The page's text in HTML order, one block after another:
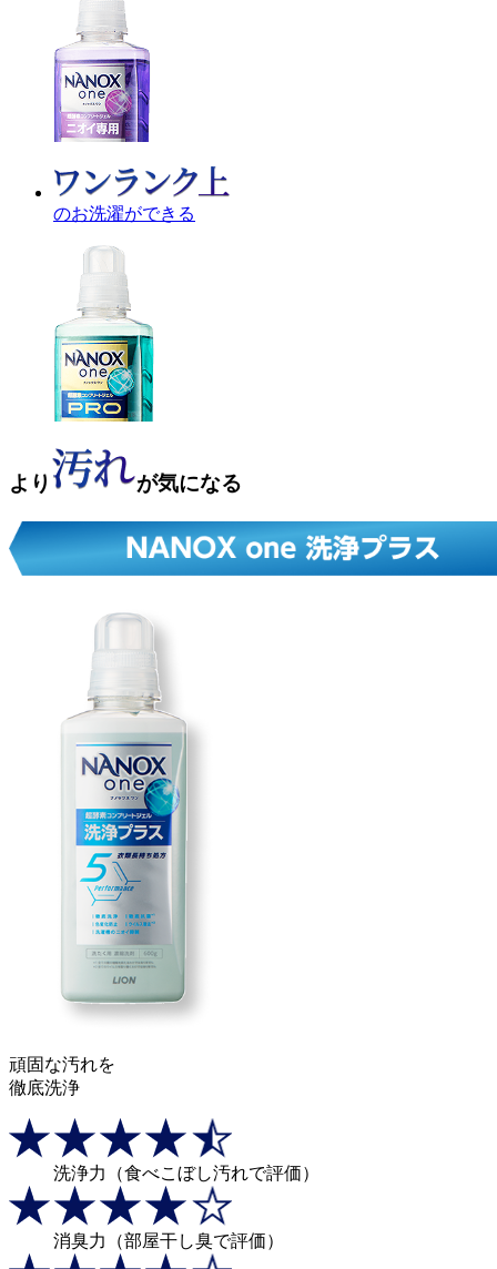
のお洗濯ができる
より が気になる
頑固な汚れを
徹底洗浄
洗浄力 （食べこぼし汚れで評価）
消臭力 （部屋干し臭で評価）